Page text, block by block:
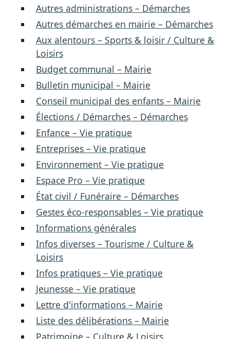
Autres administrations – Démarches
Autres démarches en mairie – Démarches
Aux alentours – Sports & loisir / Culture &
Loisirs
Budget communal – Mairie
Bulletin municipal – Mairie
Conseil municipal des enfants – Mairie
Élections / Démarches – Démarches
Enfance – Vie pratique
Entreprises – Vie pratique
Environnement – Vie pratique
Espace Pro – Vie pratique
État civil / Funéraire – Démarches
Gestes éco-responsables – Vie pratique
Informations générales
Infos diverses – Tourisme / Culture &
Loisirs
Infos pratiques – Vie pratique
Jeunesse – Vie pratique
Lettre d'informations – Mairie
Liste des délibérations – Mairie
Patrimoine – Culture & Loisirs